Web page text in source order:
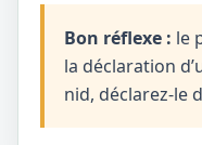
Bon réflexe : le
la déclaration
nid, déclarez-le